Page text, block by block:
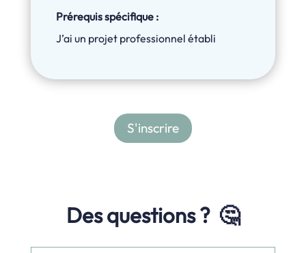
Prérequis spécifique :
J’ai un projet professionnel établi
S'inscrire
Des questions ? 🤔